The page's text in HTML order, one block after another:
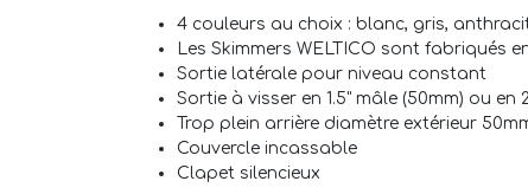
4 couleurs au choix : blanc, gris,
Les Skimmers WELTICO sont fabriqués
Sortie latérale pour niveau constant
Sortie à visser en 1.5" mâle (50mm) ou en
Trop plein arrière diamètre extérieur
Couvercle incassable
Clapet silencieux